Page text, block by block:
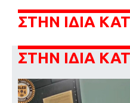
ΣΤΗΝ ΙΔΙΑ
ΣΤΗΝ ΙΔΙΑ